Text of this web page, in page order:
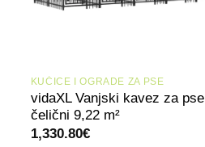
KUĆICE I OGRADE ZA PSE
vidaXL Vanjski kavez za pse
čelični 9,22 m²
1,330.80€